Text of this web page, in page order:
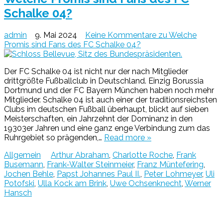
Schalke 04?
admin 9. Mai 2024 Keine Kommentare zu Welche
Promis sind Fans des FC Schalke 04?
Der FC Schalke 04 ist nicht nur der nach Mitglieder
drittgrößte Fußballclub in Deutschland. Einzig Borussia
Dortmund und der FC Bayern München haben noch mehr
Mitglieder. Schalke 04 ist auch einer der traditionsreichsten
Clubs im deutschen Fußball überhaupt, blickt auf sieben
Meisterschaften, ein Jahrzehnt der Dominanz in den
19303er Jahren und eine ganz enge Verbindung zum das
Ruhrgebiet so prägenden,… Read more »
Allgemein
Arthur Abraham Charlotte Roche Frank
Busemann Frank-Walter Steinmeier, Franz Müntefering
Jochen Behle Papst Johannes Paul II. Peter Lohmeyer, Uli
Potofski Ulla Kock am Brink Uwe Ochsenknecht Werner
Hansch